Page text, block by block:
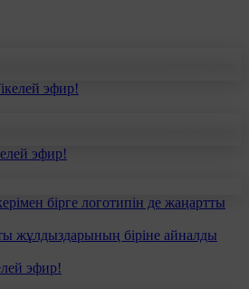
эфир!
эфир!
бірге логотипін де жаңартты
жұлдыздарының біріне айналды
эфир!